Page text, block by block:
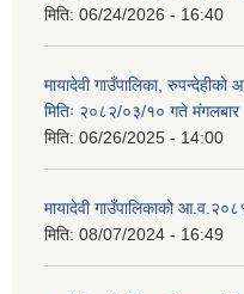
मिति: 06/24/2026 - 16:40
मायादेवी गाउँपालिका,
मितिः २०८२/०३/१० गते मंगलबार
मिति: 06/26/2025 - 14:00
मायादेवी गाउँपालिकाको
मिति: 08/07/2024 - 16:49